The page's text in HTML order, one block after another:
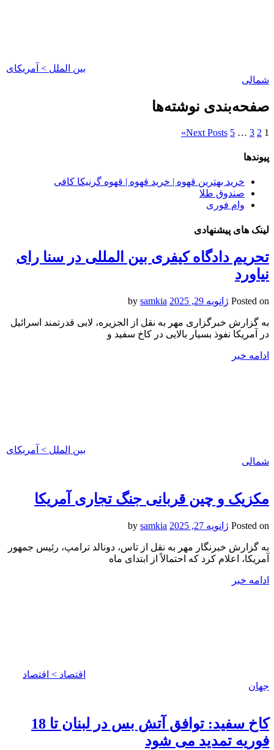
بین الملل > آمریکای
شمالی
صفحه‌بندی نوشته‌ها
1
2
3
…
5
Next Posts
»
پیوندها
خرید بهترین قهوه | خرید قهوه | قهوه گرنیکا کافی
صندوق طلا
وام فوری
لینک های پیشنهادی
تحریم دادگاه کیفری بین المللی در سنا رای
نیاورد
Posted on ژانویه 29, 2025 samkia
به گزارش خبرگزاری مهر به نقل از الجزیره، لابی قدرتمند اسرائیل
در آمریکا نفوذ بسیار بالایی در کاخ سفید و
ادامه خبر
بین الملل > آمریکای
شمالی
مکزیک و چین قربانی جنگ تجاری آمریکا
Posted on ژانویه 27, 2025 samkia
به گزارش خبرنگار مهر به نقل از تاس، دونالد ترامپ، رئیس جمهور
آمریکا، اعلام کرد که احتمالاً از ابتدای ماه
ادامه خبر
اقتصاد > اقتصاد
جهان
کاخ سفید: توافق آتش بس در لبنان تا 18
فوریه تمدید می شود